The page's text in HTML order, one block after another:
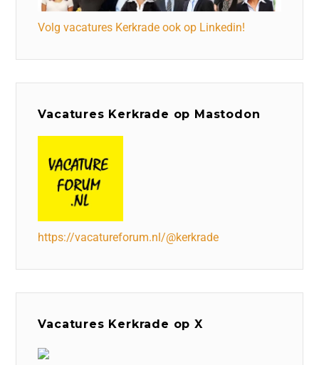
Volg vacatures Kerkrade ook op Linkedin!
Vacatures Kerkrade op Mastodon
https://vacatureforum.nl/@kerkrade
Vacatures Kerkrade op X